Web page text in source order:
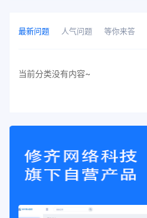
最新问题 人气问题 等你来答
当前分类没有内容~